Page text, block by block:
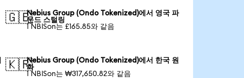
🇬🇧Nebius Group (Ondo Tokenized)에서 영국 파
운드 스털링
1 NBISon는 £165.85와 같음
🇰🇷Nebius Group (Ondo Tokenized)에서 한국 원
화
1 NBISon는 ₩317,650.82와 같음